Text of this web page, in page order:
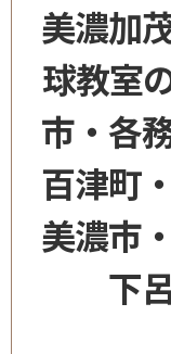
美濃加
球教室
市・各
百津町
美濃市
下